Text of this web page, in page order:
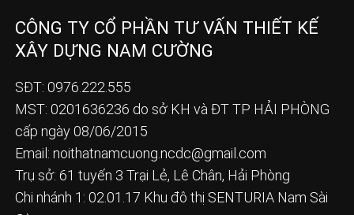
CÔNG TY CỔ PHẦN TƯ VẤN THIẾT KẾ
XÂY DỰNG NAM CƯỜNG
SĐT: 0976.222.555
MST: 0201636236 do sở KH và ĐT TP HẢI PHÒNG
cấp ngày 08/06/2015
Email: noithatnamcuong.ncdc@gmail.com
Trụ sở: 61 tuyến 3 Trại Lẻ, Lê Chân, Hải Phòng
Chi nhánh 1: 02.01.17 Khu đô thị SENTURIA Nam Sài